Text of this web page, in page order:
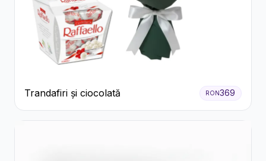
Trandafiri și ciocolată RON369